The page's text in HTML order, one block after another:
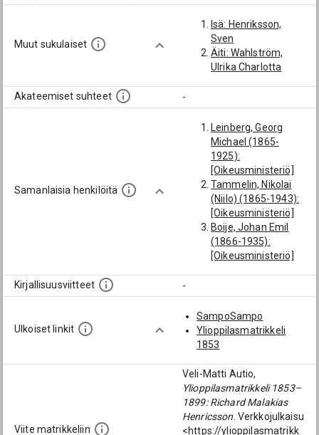
Muut sukulaiset
Isä: Henriksson,
Sven
Äiti: Wahlström,
Ulrika Charlotta
Akateemiset suhteet -
Samanlaisia henkilöitä
Leinberg, Georg
Michael (1865-
1925):
[Oikeusministeriö]
Tammelin, Nikolai
(Niilo) (1865-1943):
[Oikeusministeriö]
Boije, Johan Emil
(1866-1935):
[Oikeusministeriö]
[Oikeusministeriö]
Kirjallisuusviitteet -
Ulkoiset linkit
SampoSampo
Ylioppilasmatrikkeli
1853
Viite matrikkeliin
Veli-Matti Autio,
Ylioppilasmatrikkeli 1853–
1899: Richard Malakias
Henricsson . Verkkojulkaisu
<https://ylioppilasmatrikk